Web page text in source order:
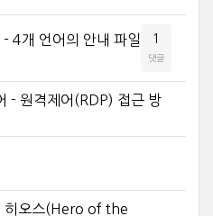
4개 언어의 안내 파일
1
댓글
- 원격제어(RDP) 접근 방
히오스(Hero of the